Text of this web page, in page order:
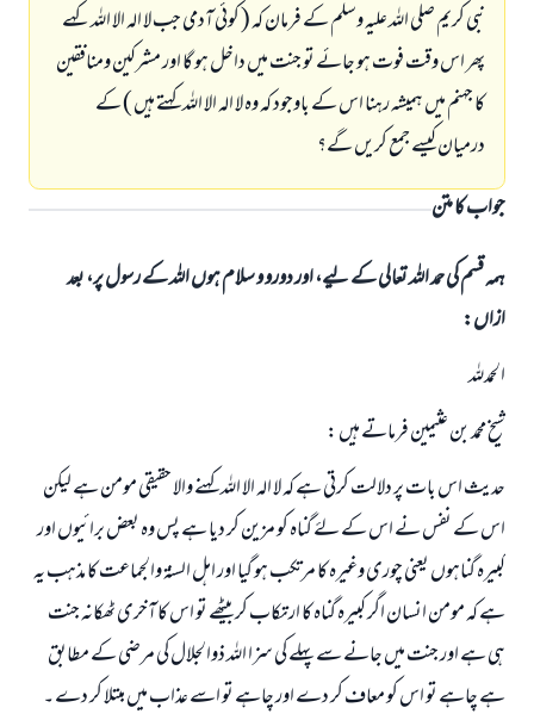
نبی کریم صلی اللہ علیہ وسلم کے فرمان کہ ( کوئی آدمی جب لا الہ الا اللہ کہے
پھر اس وقت فوت ہو جائے تو جنت میں داخل ہو گا اور مشرکین ومنافقین
کا جہنم میں ہمیشہ رہنا اس کے باوجود کہ وہ لا الہ الا اللہ کہتے ہیں ) کے
درمیان کیسے جمع کریں گے؟
جواب کا متن
ہمہ قسم کی حمد اللہ تعالی کے لیے، اور دورو و سلام ہوں اللہ کے رسول پر، بعد
ازاں:
الحمدللہ
شیخ محمد بن عثیمین فرماتے ہیں :
حدیث اس بات پر دلالت کرتی ہے کہ لا الہ الا اللہ کہنے والا حقیقی مومن ہے لیکن
اس کے نفس نے اس کے لۓ گناہ کو مزین کر دیا ہے پس وہ بعض برائیوں اور
کبیرہ گناہوں یعنی چوری وغیرہ کا مرتکب ہو گیا اور اہل السنۃ والجماعت کا مذہب یہ
ہے کہ مومن انسان اگر کبیرہ گناہ کا ارتکاب کر بیٹھے تو اس کا آخری ٹھکانہ جنت
ہی ہے اور جنت میں جانے سے پہلے کی سزا اللہ ذوالجلال کی مرضی کے مطابق
ہے چاہے تو اس کو معاف کر دے اور چاہے تو اسے عذاب میں مبتلا کر دے ۔